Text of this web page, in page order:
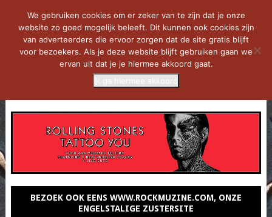
BEZOEK OOK EENS WWW.ROCKMUZINE.COM, ONZE
ENGELSTALIGE ZUSTERSITE
We gebruiken cookies om er zeker van te zijn dat je onze
website zo goed mogelijk beleeft. Dit kunnen ook cookies zijn
van adverteerders die ervoor zorgen dat de site gratis blijft
voor bezoekers. Als je deze website blijft gebruiken gaan we
ervan uit dat je je hiermee akkoord gaat.
Ik ga hiermee akkoord